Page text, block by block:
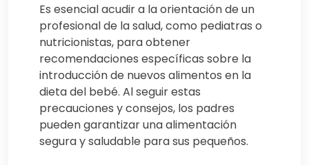
Es esencial acudir a la orientación de un
profesional de la salud, como pediatras o
nutricionistas, para obtener
recomendaciones específicas sobre la
introducción de nuevos alimentos en la
dieta del bebé. Al seguir estas
precauciones y consejos, los padres
pueden garantizar una alimentación
segura y saludable para sus pequeños.